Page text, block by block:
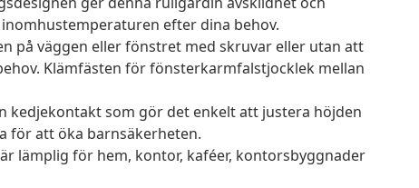
efter dina behov.
på väggen eller fönstret med skruvar eller utan att
Klämfästen för fönsterkarmfalstjocklek mellan
kedjekontakt som gör det enkelt att justera höjden
för att öka barnsäkerheten.
lämplig för hem, kontor, kaféer, kontorsbyggnader